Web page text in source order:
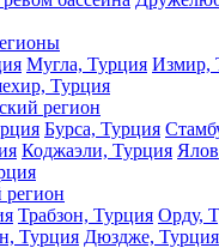
Мугла, Турция Измир,
Турция
регион
Бурса, Турция
Коджаэли, Турция
регион
Трабзон, Турция Орду,
Турция Дюздже, Турция